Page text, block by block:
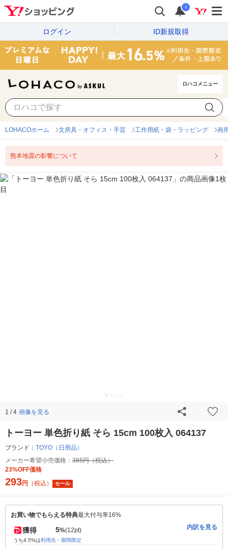
i
ログイン ID新規取得
ロハコメニュー
LOHACOホーム 文房具・オフィス・手芸 工作用紙・袋・ラッピング 画
熊本地震の影響について
1 / 4 画像を見る
トーヨー 単色折り紙 そら 15cm 100枚入 064137
ブランド： TOYO（日用品）
メーカー希望小売価格： 385円（税込）
23%OFF価格
293円 （税込） セール
お買い物でもらえる特典最大付与率16%
獲得 5%(12pt)
うち4.5%は利用先・期間限定
内訳を見る